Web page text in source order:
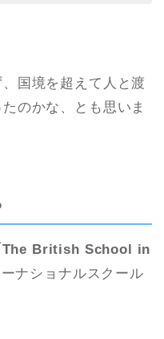
国境を超えて人と渡
のかな、とも思いま
The British School in
ナショナルスクール